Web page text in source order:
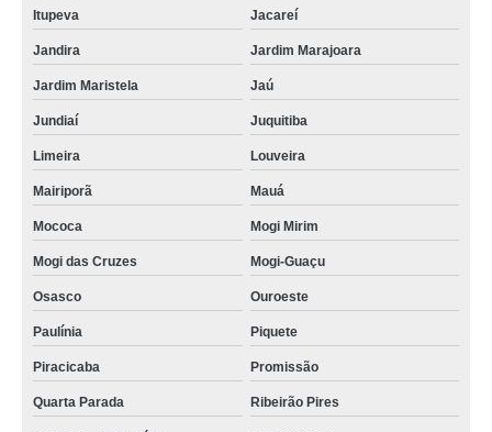
Itupeva Jacareí
Jandira Jardim Marajoara
Jardim Maristela Jaú
Jundiaí Juquitiba
Limeira Louveira
Mairiporã Mauá
Mococa Mogi Mirim
Mogi das Cruzes Mogi-Guaçu
Osasco Ouroeste
Paulínia Piquete
Piracicaba Promissão
Quarta Parada Ribeirão Pires